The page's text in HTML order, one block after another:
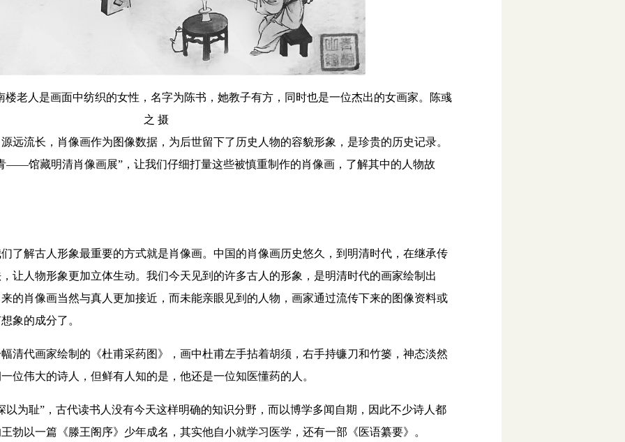
楼老人是画面中纺织的女性，名字为陈书，她教子有方，同时也是一位杰出的女画家。陈彧
之 摄
长，肖像画作为图像数据，为后世留下了历史人物的容貌形象，是珍贵的历史记录。
——馆藏明清肖像画展”，让我们仔细打量这些被慎重制作的肖像画，了解其中的人物故
解古人形象最重要的方式就是肖像画。中国的肖像画历史悠久，到明清时代，在继承传
让人物形象更加立体生动。我们今天见到的许多古人的形象，是明清时代的画家绘制出
的肖像画当然与真人更加接近，而未能亲眼见到的人物，画家通过流传下来的图像资料或
象的成分了。
代画家绘制的《杜甫采药图》，画中杜甫左手拈着胡须，右手持镰刀和竹篓，神态淡然
位伟大的诗人，但鲜有人知的是，他还是一位知医懂药的人。
耻”，古代读书人没有今天这样明确的知识分野，而以博学多闻自期，因此不少诗人都
勃以一篇《滕王阁序》少年成名，其实他自小就学习医学，还有一部《医语纂要》。